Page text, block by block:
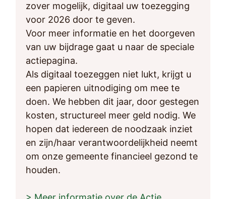
zover mogelijk, digitaal uw toezegging
voor 2026 door te geven.
Voor meer informatie en het doorgeven
van uw bijdrage gaat u naar de speciale
actiepagina.
Als digitaal toezeggen niet lukt, krijgt u
een papieren uitnodiging om mee te
doen. We hebben dit jaar, door gestegen
kosten, structureel meer geld nodig. We
hopen dat iedereen de noodzaak inziet
en zijn/haar verantwoordelijkheid neemt
om onze gemeente financieel gezond te
houden.